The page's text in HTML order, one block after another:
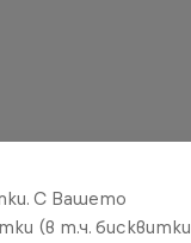
С Вашето
(в т.ч. бисквитки